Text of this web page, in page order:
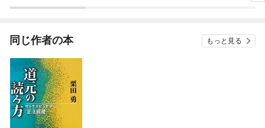
同じ作者の本 もっと見る